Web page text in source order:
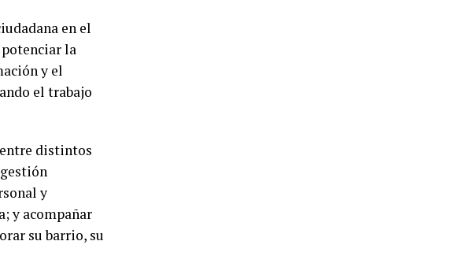
en el
la
y el
el trabajo
distintos
y
y acompañar
su barrio, su